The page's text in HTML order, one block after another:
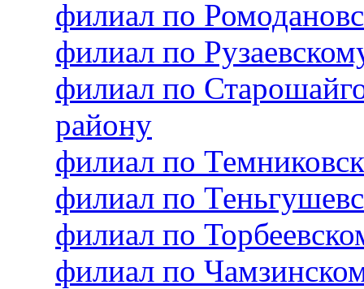
филиал по
филиал по
филиал по
району
филиал по
филиал по
филиал по
филиал по